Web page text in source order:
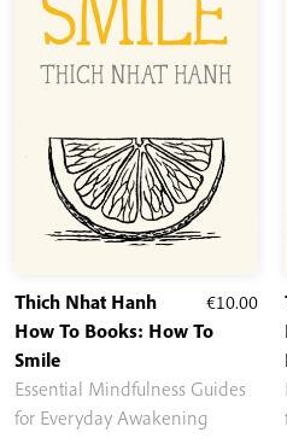
€10.00
Thich Nhat Hanh
How To Books: How To
Smile
Essential Mindfulness Guides
for Everyday Awakening